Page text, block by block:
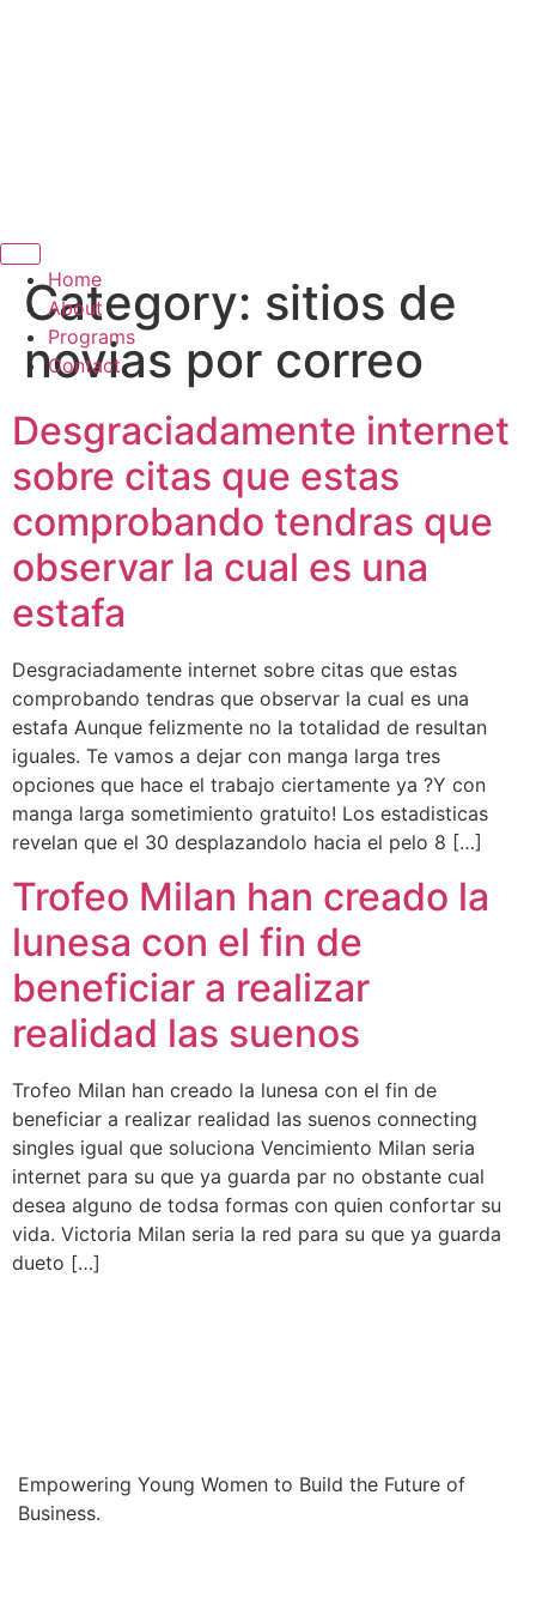
Home
About
Programs
Contact
Hamburger Toggle Menu
Category: sitios de
novias por correo
Desgraciadamente internet
sobre citas que estas
comprobando tendras que
observar la cual es una
estafa
Desgraciadamente internet sobre citas que estas
comprobando tendras que observar la cual es una
estafa Aunque felizmente no la totalidad de resultan
iguales. Te vamos a dejar con manga larga tres
opciones que hace el trabajo ciertamente ya ?Y con
manga larga sometimiento gratuito! Los estadisticas
revelan que el 30 desplazandolo hacia el pelo 8 […]
Trofeo Milan han creado la
lunesa con el fin de
beneficiar a realizar
realidad las suenos
Trofeo Milan han creado la lunesa con el fin de
beneficiar a realizar realidad las suenos connecting
singles igual que soluciona Vencimiento Milan seria
internet para su que ya guarda par no obstante cual
desea alguno de todsa formas con quien confortar su
vida. Victoria Milan seria la red para su que ya guarda
dueto […]
Empowering Young Women to Build the Future of
Business.